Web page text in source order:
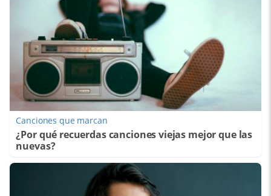
Canciones que marcan
¿Por qué recuerdas canciones viejas mejor que las
nuevas?